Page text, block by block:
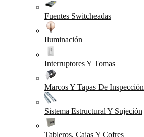
Fuentes Switcheadas
Iluminación
Interruptores Y Tomas
Marcos Y Tapas De Inspección
Sistema Estructural Y Sujeción
Tableros, Cajas Y Cofres